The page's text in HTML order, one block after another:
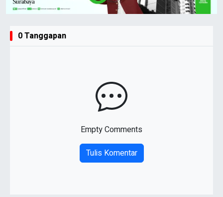
0 Tanggapan
Empty Comments
Tulis Komentar